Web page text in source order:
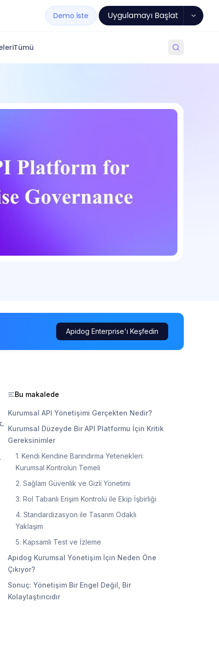
Demo İste Uygulamayı Başlat
Tümü
Apidog Enterprise'ı Keşfedin
Bu makalede
Kurumsal API Yönetişimi Gerçekten Nedir?
Kurumsal Düzeyde Bir API Platformu İçin Kritik
Gereksinimler
1. Kendi Kendine Barındırma Yetenekleri:
Kurumsal Kontrolün Temeli
2. Sağlam Güvenlik ve Gizli Yönetimi
3. Rol Tabanlı Erişim Kontrolü ile Ekip İşbirliği
4. Standardizasyon ile Tasarım Odaklı
Yaklaşım
5. Kapsamlı Test ve İzleme
Apidog Kurumsal Yönetişim İçin Neden Öne
Çıkıyor?
Sonuç: Yönetişim Bir Engel Değil, Bir
Kolaylaştırıcıdır